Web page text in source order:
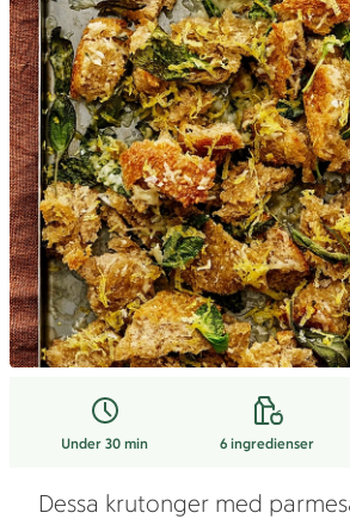
Under 30 min 6ingredienser
Dessa krutonger med